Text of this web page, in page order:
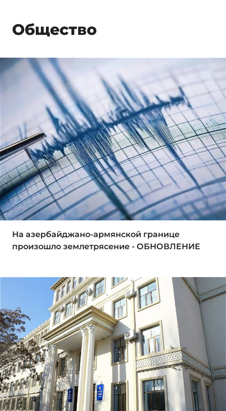
Общество
На азербайджано-армянской границе
произошло землетрясение - ОБНОВЛЕНИЕ